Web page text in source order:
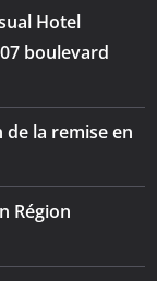
Hotel
boulevard
de la remise en
Région